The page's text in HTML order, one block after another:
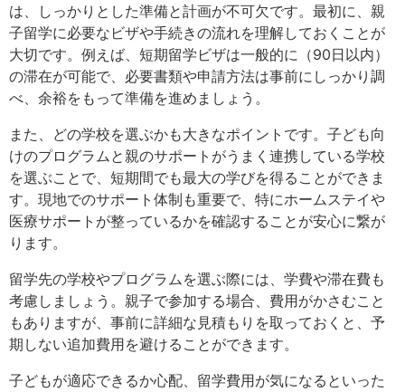
は、しっかりとした準備と計画が不可欠です。最初に、親
子留学に必要なビザや手続きの流れを理解しておくことが
大切です。例えば、短期留学ビザは一般的に（90日以内）
の滞在が可能で、必要書類や申請方法は事前にしっかり調
べ、余裕をもって準備を進めましょう。
また、どの学校を選ぶかも大きなポイントです。子ども向
けのプログラムと親のサポートがうまく連携している学校
を選ぶことで、短期間でも最大の学びを得ることができま
す。現地でのサポート体制も重要で、特にホームステイや
医療サポートが整っているかを確認することが安心に繋が
ります。
留学先の学校やプログラムを選ぶ際には、学費や滞在費も
考慮しましょう。親子で参加する場合、費用がかさむこと
もありますが、事前に詳細な見積もりを取っておくと、予
期しない追加費用を避けることができます。
子どもが適応できるか心配、留学費用が気になるといった